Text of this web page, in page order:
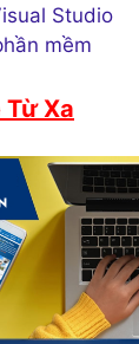
Studio
mềm
Từ Xa